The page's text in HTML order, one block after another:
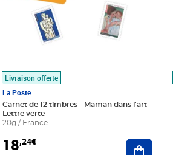
au panier
Livraison offerte
La Poste
Carnet de 12 timbres - Maman dans l'art -
Lettre verte
20g / France
18,24€